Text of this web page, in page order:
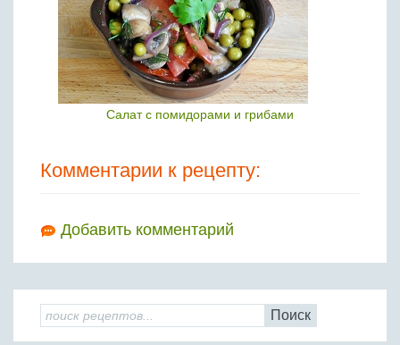
Салат с помидорами и грибами
Комментарии к рецепту:
Добавить комментарий
Поиск